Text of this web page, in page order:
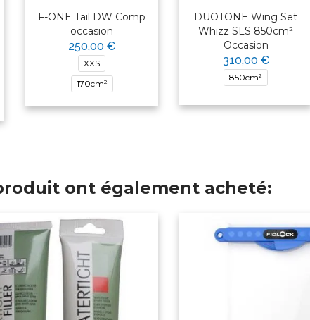
F-ONE Tail DW Comp
occasion
250,00 €
XXS
170cm²
DUOTONE Wing Set
Whizz SLS 850cm²
Occasion
310,00 €
850cm²
ont également acheté: